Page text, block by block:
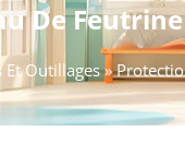
De Feutrine
Et Outillages»